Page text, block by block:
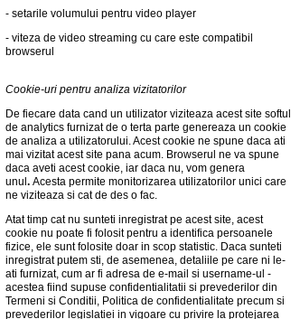
- setarile volumului pentru video player
- viteza de video streaming cu care este compatibil
browserul
Cookie-uri pentru analiza vizitatorilor
De fiecare data cand un utilizator viziteaza acest site softul
de analytics furnizat de o terta parte genereaza un cookie
de analiza a utilizatorului. Acest cookie ne spune daca ati
mai vizitat acest site pana acum. Browserul ne va spune
daca aveti acest cookie, iar daca nu, vom genera
unul . Acesta permite monitorizarea utilizatorilor unici care
ne viziteaza si cat de des o fac.
Atat timp cat nu sunteti inregistrat pe acest site, acest
cookie nu poate fi folosit pentru a identifica persoanele
fizice, ele sunt folosite doar in scop statistic. Daca sunteti
inregistrat putem sti, de asemenea, detaliile pe care ni le-
ati furnizat, cum ar fi adresa de e-mail si username-ul -
acestea fiind supuse confidentialitatii si prevederilor din
Termeni si Conditii, Politica de confidentialitate precum si
prevederilor legislatiei in vigoare cu privire la protejarea